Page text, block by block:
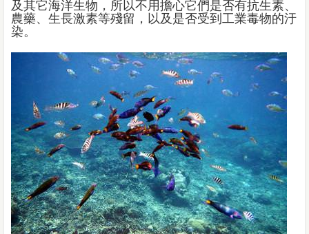
及其它海洋生物，所以不用擔心它們是否有抗生素、
農藥、生長激素等殘留，以及是否受到工業毒物的汙
染。